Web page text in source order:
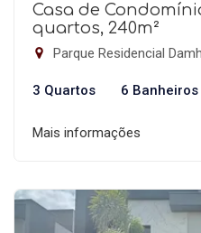
Casa de
quartos, 240m²
Parque Residencial
3 Quartos 6 Banheiros
Mais informações